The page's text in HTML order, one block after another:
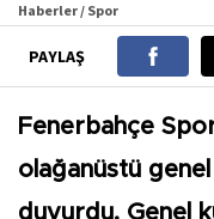
Haberler / Spor
PAYLAŞ
Fenerbahçe
olağanüstü
duyurdu. Genel